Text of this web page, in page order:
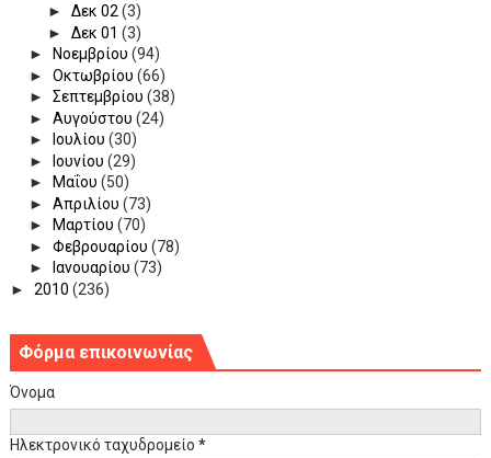
► Δεκ 02(3)
► Δεκ 01 (3)
►
Νοεμβρίου (94)
► Οκτωβρίου (66)
► Σεπτεμβρίου (38)
► Αυγούστου (24)
►
Ιουλίου (30)
►
Ιουνίου (29)
►
Μαΐου (50)
► Απριλίου (73)
►
Μαρτίου (70)
► Φεβρουαρίου (78)
►
Ιανουαρίου (73)
► 2010 (236)
Φόρμα επικοινωνίας
Όνομα
Ηλεκτρονικό ταχυδρομείο *